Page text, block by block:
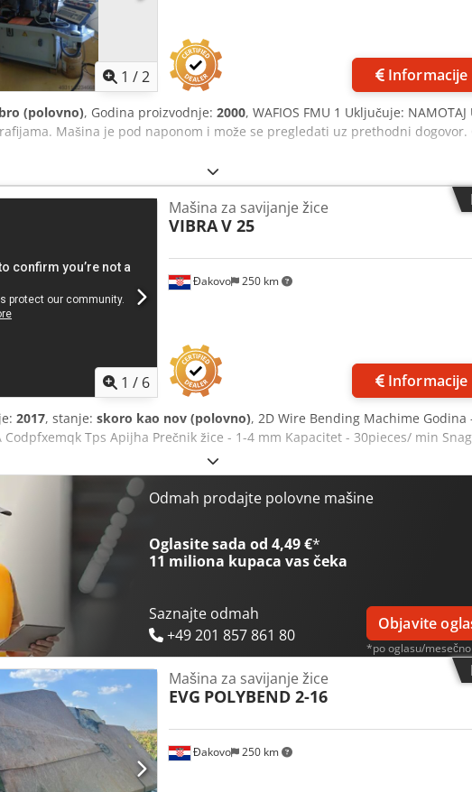
1 /2 Informacije
(polovno), Godina proizvodnje: 2000, WAFIOS FMU 1 Uključuje:
Mašina je pod naponom i može se pregledati uz prethodni dogovor.
1 / 6
Đakovo 250 km
Mašina za savijanje žice
VIBRAV 25
Informacije
2017, stanje: skoro kao nov (polovno), 2D Wire Bending Machime Godina
Codpfxemqk Tps Apijha Prečnik žice - 1-4 mm Kapacitet - 30pieces/ min
Odmah prodajte polovne mašine
Oglasite sada od 4,49 €*
11 miliona kupaca vas čeka
Saznajte odmah
+49 201 857 861 80
Objavite
*po oglasu/mesečno
Đakovo 250 km
Mašina za savijanje žice
EVG POLYBEND 2-16